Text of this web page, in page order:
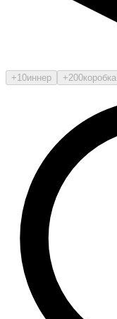
+10иннер +200коробка